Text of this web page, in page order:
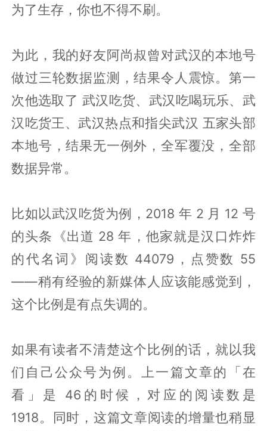
为了生存，你也不得不刷。
为此，我的好友阿尚叔曾对武汉的本地号
做过三轮数据监测，结果令人震惊。第一
次他选取了 武汉吃货、武汉吃喝玩乐、武
汉吃货王、武汉热点和指尖武汉 五家头部
本地号，结果无一例外，全军覆没，全部
数据异常。
比如以武汉吃货为例，2018 年 2 月 12 号
的头条《出道 28 年，他家就是汉口炸炸
的代名词》阅读数 44079，点赞数 55
——稍有经验的新媒体人应该能感觉到，
这个比例是有点失调的。
如果有读者不清楚这个比例的话，就以我
们自己公众号为例。上一篇文章的「在
看」是 46的时候，对应的阅读数是
1918。同时，这篇文章阅读的增量也稍显